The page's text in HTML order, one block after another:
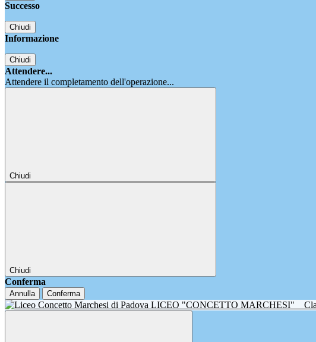
Successo
Chiudi
Informazione
Chiudi
Attendere...
Attendere il completamento dell'operazione...
Chiudi
Chiudi
Conferma
Annulla Conferma
LICEO "CONCETTO MARCHESI"